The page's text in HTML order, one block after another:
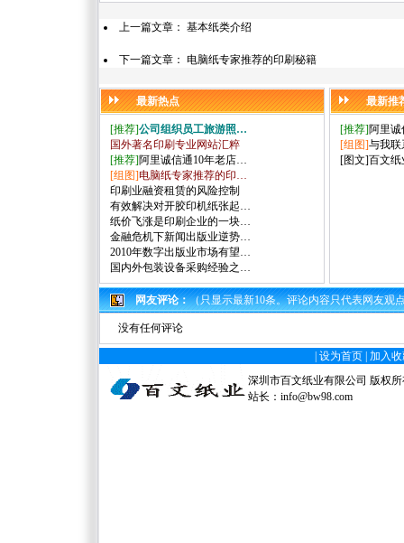
上一篇文章： 基本纸类介绍
下一篇文章： 电脑纸专家推荐的印刷秘籍
最新热点 最新推
[推荐]公司组织员工旅游照…
国外著名印刷专业网站汇粹
[推荐]阿里诚信通10年老店…
[组图]电脑纸专家推荐的印…
印刷业融资租赁的风险控制
有效解决对开胶印机纸张起…
纸价飞涨是印刷企业的一块…
金融危机下新闻出版业逆势…
2010年数字出版业市场有望…
国内外包装设备采购经验之…
[推荐]阿里
[组图]与我联
[图文]百文纸
网友评论：（只显示最新10条。评论内容只代表网友观
没有任何评论
设为首页 加入
深圳市百文纸业有限公司 版权
站长： info@bw98.com